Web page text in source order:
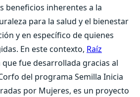
beneficios inherentes a la
para la salud y el bienestar
y en específico de quienes
En este contexto, Raíz
que fue desarrollada gracias al
del programa Semilla Inicia
por Mujeres, es un proyecto